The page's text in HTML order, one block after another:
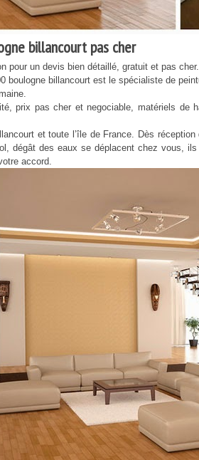
billancourt pas cher
un devis bien détaillé, gratuit et pas cher.
billancourt est le spécialiste de
pas cher et negociable, matériels de
et toute l’île de France. Dès réception
dégât des eaux se déplacent chez vous,
accord.